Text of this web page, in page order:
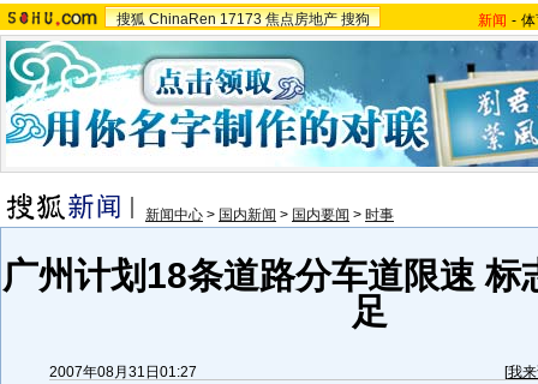
搜狐 ChinaRen 17173 焦点房地产 搜狗 新闻 -
新闻中心 > 国内新闻 > 国内要闻 > 时事
广州计划18条道路分车道限速 标
足
2007年08月31日01:27 [我